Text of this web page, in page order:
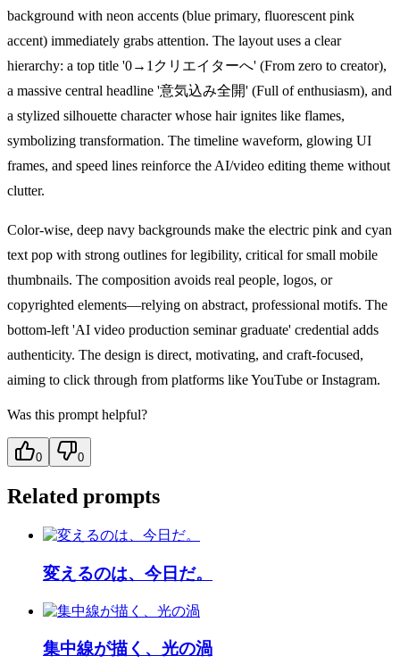
background with neon accents (blue primary, fluorescent pink
accent) immediately grabs attention. The layout uses a clear
hierarchy: a top title '0→1クリエイターへ' (From zero to creator),
a massive central headline '意気込み全開' (Full of enthusiasm), and
a stylized silhouette character whose hair ignites like flames,
symbolizing transformation. The timeline waveform, glowing UI
frames, and speed lines reinforce the AI/video editing theme without
clutter.
Color-wise, deep navy backgrounds make the electric pink and cyan
text pop with strong outlines for legibility, critical for small mobile
thumbnails. The composition avoids real people, logos, or
copyrighted elements—relying on abstract, professional motifs. The
bottom-left 'AI video production seminar graduate' credential adds
authenticity. The design is direct, motivating, and craft-focused,
aiming to click through from platforms like YouTube or Instagram.
Was this prompt helpful?
0 0
Related prompts
変えるのは、今日だ。
集中線が描く、光の渦